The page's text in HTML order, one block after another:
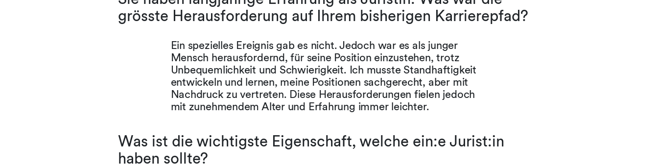
grösste Herausforderung auf Ihrem bisherigen Karrierepfad?
Ein spezielles Ereignis gab es nicht. Jedoch war es als junger
Mensch herausfordernd, für seine Position einzustehen, trotz
Unbequemlichkeit und Schwierigkeit. Ich musste Standhaftigkeit
entwickeln und lernen, meine Positionen sachgerecht, aber mit
Nachdruck zu vertreten. Diese Herausforderungen fielen jedoch
mit zunehmendem Alter und Erfahrung immer leichter.
Was ist die wichtigste Eigenschaft, welche ein:e Jurist:in
haben sollte?